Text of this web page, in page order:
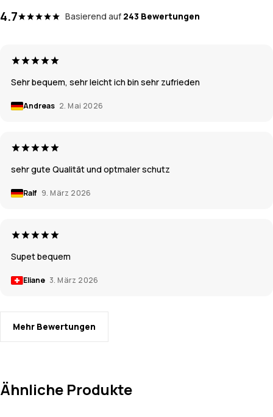
4.7 Basierend auf 243 Bewertungen
Sehr bequem, sehr leicht ich bin sehr zufrieden
Andreas 2. Mai 2026
sehr gute Qualität und optmaler schutz
Ralf 9. März 2026
Supet bequem
Eliane 3. März 2026
Mehr Bewertungen
Ähnliche Produkte